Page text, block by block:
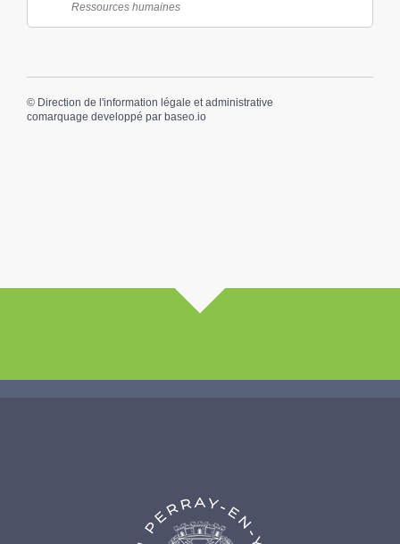
Ressources humaines
© Direction de l'information légale et administrative
comarquage developpé par baseo.io